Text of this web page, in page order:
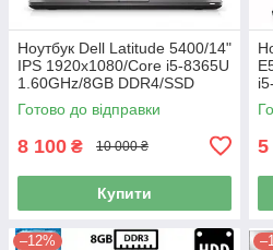
Ноутбук Dell Latitude 5400/14"
IPS 1920x1080/Core i5-8365U
1.60GHz/8GB DDR4/SSD
256GB/UHD Graphics 620/
Камера Б/В
Готово до відправки
8 100 ₴ 10 000 ₴
Купити
5
–12%